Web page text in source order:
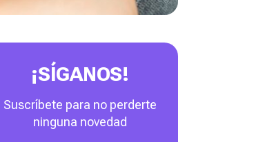
¡SÍGANOS!
Suscríbete para no perderte
ninguna novedad